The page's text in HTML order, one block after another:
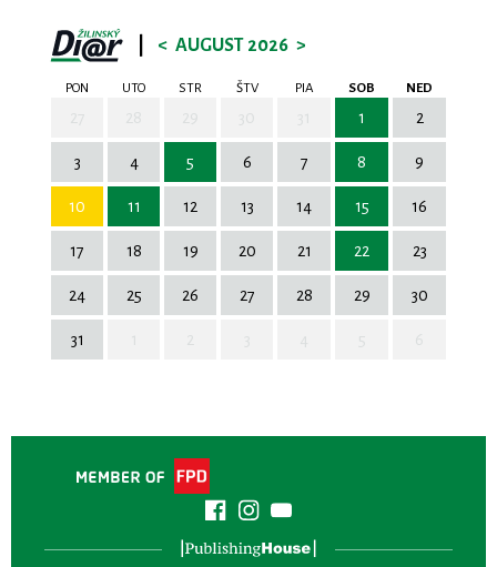
< AUGUST 2026 >
PON UTO STR ŠTV PIA SOB NED
1 2
3 4 5 6 7 8 9
10 11 12 13 14 15 16
17 18 19 20 21 22 23
24 25 26 27 28 29 30
31